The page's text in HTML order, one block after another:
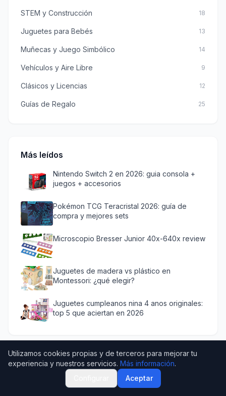
STEM y Construcción 18
Juguetes para Bebés 13
Muñecas y Juego Simbólico 14
Vehículos y Aire Libre 9
Clásicos y Licencias 12
Guías de Regalo 25
Más leídos
Nintendo Switch 2 en 2026: guia consola +
juegos + accesorios
Pokémon TCG Teracristal 2026: guía de
compra y mejores sets
Microscopio Bresser Junior 40x-640x review
Juguetes de madera vs plástico en
Montessori: ¿qué elegir?
Juguetes cumpleanos nina 4 anos originales:
top 5 que aciertan en 2026
Utilizamos cookies propias y de terceros para mejorar tu
experiencia y nuestros servicios. Más información.
Aceptar